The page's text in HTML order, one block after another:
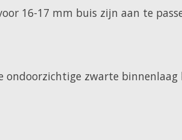
16-17 mm buis zijn aan te
zwarte